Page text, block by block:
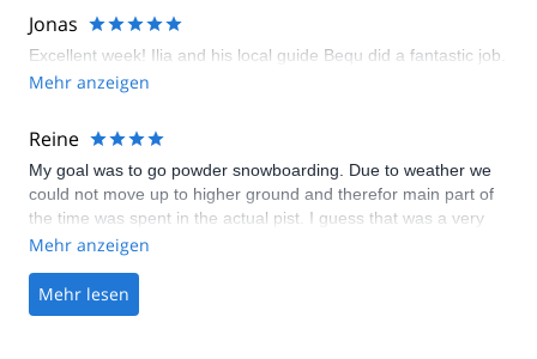
Jonas
Excellent week! Ilia and his local guide Bequ did a fantastic job.
Mehr anzeigen
Reine
My goal was to go powder snowboarding. Due to weather we
could not move up to higher ground and therefor main part of
the time was spent in the actual pist. I guess that was a very
expensive way of experience the normal pists (since mountain
can be and no blame on your organisation. I did however,
experienced a couple of really nice off pist/powder rides
Mehr anzeigen
Mehr lesen